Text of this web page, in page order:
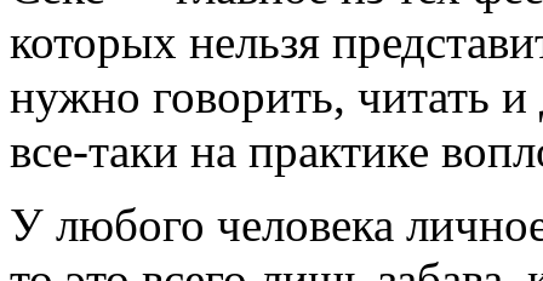
которых нельзя
нужно говорить, читать
все-таки на практике
У любого человека